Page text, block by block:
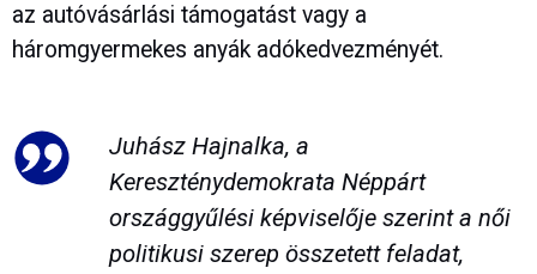
az autóvásárlási támogatást vagy a
háromgyermekes anyák adókedvezményét.
Juhász Hajnalka, a
Kereszténydemokrata Néppárt
országgyűlési képviselője szerint a női
politikusi szerep összetett feladat,